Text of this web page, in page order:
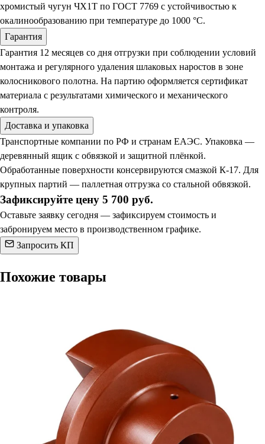
хромистый чугун ЧХ1Т по ГОСТ 7769 с устойчивостью к
окалинообразованию при температуре до 1000 °C.
Гарантия
Гарантия 12 месяцев со дня отгрузки при соблюдении условий
монтажа и регулярного удаления шлаковых наростов в зоне
колосникового полотна. На партию оформляется сертификат
материала с результатами химического и механического
контроля.
Доставка и упаковка
Транспортные компании по РФ и странам ЕАЭС. Упаковка —
деревянный ящик с обвязкой и защитной плёнкой.
Обработанные поверхности консервируются смазкой К-17. Для
крупных партий — паллетная отгрузка со стальной обвязкой.
Зафиксируйте цену 5 700 руб.
Оставьте заявку сегодня — зафиксируем стоимость и
забронируем место в производственном графике.
Запросить КП
Похожие товары